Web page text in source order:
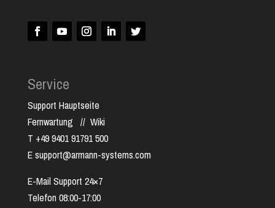
Service
Support Hauptseite
Fernwartung // Wiki
T +49 9401 91791 500
E support@armann-systems.com
E-Mail Support 24×7
Telefon 08:00-17:00